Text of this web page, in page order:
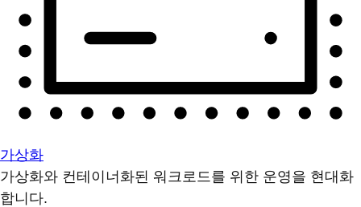
가상화
가상화와 컨테이너화된 워크로드를 위한 운영을 현대화
합니다.